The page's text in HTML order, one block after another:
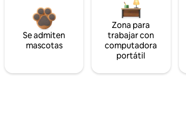
Se admiten
mascotas
Zona para
trabajar con
computadora
portátil